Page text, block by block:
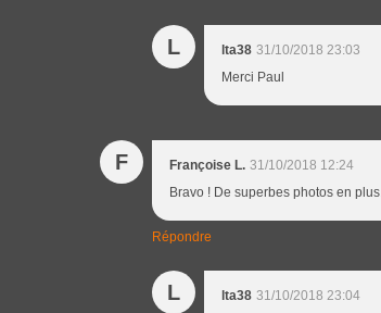
L lta38 31/10/2018 23:03
Merci Paul
F Françoise L. 31/10/2018 12:24
Bravo ! De superbes photos en plus.
Répondre
L lta38 31/10/2018 23:04